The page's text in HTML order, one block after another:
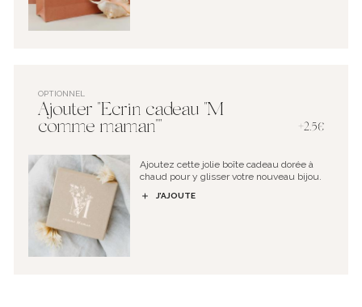
OPTIONNEL
Ajouter "Ecrin cadeau "M
comme maman""
+2.5€
Ajoutez cette jolie boîte cadeau dorée à
chaud pour y glisser votre nouveau bijou.
J’AJOUTE